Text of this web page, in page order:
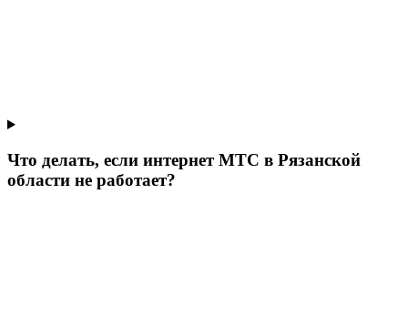
Что делать, если интернет МТС в Рязанской
области не работает?